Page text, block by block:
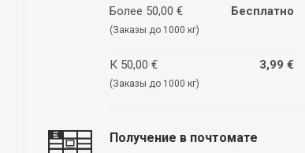
Более 50,00 €
(Заказы до 1000 кг)
Бесплатно
К 50,00 €
(Заказы до 1000 кг)
3,99 €
Получение в почтомате